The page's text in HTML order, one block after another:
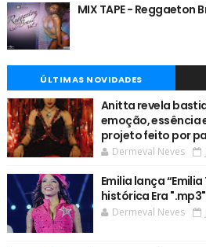
MIX TAPE - Reggaeton
ÚLTIMAS NOVIDADES
Anitta revela
emoção, essência
projeto feito por
Dermeval Neves
Emilia lança
histórica Era
Dermeval Neves